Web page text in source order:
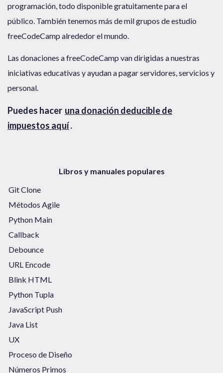
programación, todo disponible gratuitamente para el
público. También tenemos más de mil grupos de estudio
freeCodeCamp alrededor el mundo.
Las donaciones a freeCodeCamp van dirigidas a nuestras
iniciativas educativas y ayudan a pagar servidores, servicios y
personal.
Puedes hacer una donación deducible de
impuestos aquí.
Libros y manuales populares
Git Clone
Métodos Agile
Python Main
Callback
Debounce
URL Encode
Blink HTML
Python Tupla
JavaScript Push
Java List
UX
Proceso de Diseño
Números Primos